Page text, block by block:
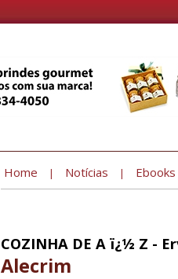
Home | Notícias | Ebooks
COZINHA DE A ï¿½ Z -
Alecrim